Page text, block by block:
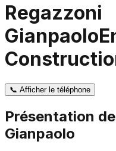
Regazzoni
Gianpaolo
📞 Afficher le téléphone
Présentation de
Gianpaolo